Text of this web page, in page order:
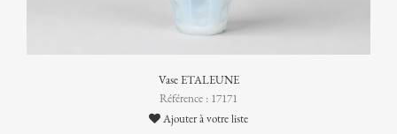
Vase ETALEUNE
Référence : 17171
Ajouter à votre liste